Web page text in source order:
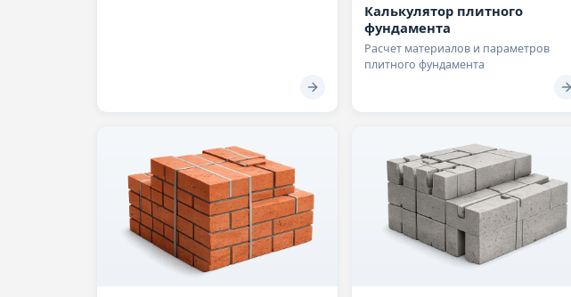
Калькулятор плитного
фундамента
Расчет материалов и параметров
плитного фундамента